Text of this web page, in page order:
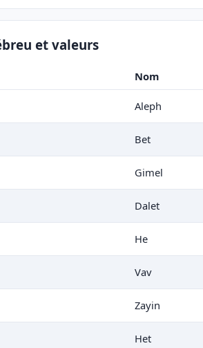
et valeurs
Nom
Aleph
Bet
Gimel
Dalet
He
Vav
Zayin
Het